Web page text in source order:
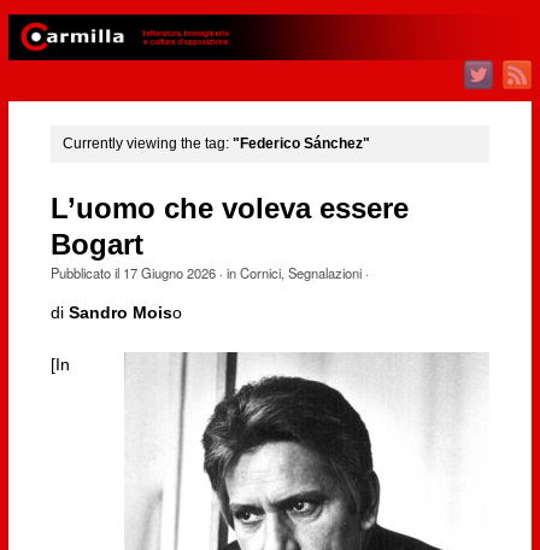
Currently viewing the tag: "Federico Sánchez"
L’uomo che voleva essere
Bogart
Pubblicato il 17 Giugno 2026· inCornici, Segnalazioni·
di Sandro Moiso
[In